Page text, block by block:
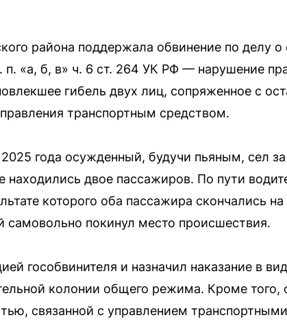
района поддержала обвинение по делу
п. «а, б, в» ч. 6 ст. 264 УК РФ — нарушение
гибель двух лиц, сопряженное с
транспортным средством.
года осужденный, будучи пьяным, сел
находились двое пассажиров. По пути
которого оба пассажира скончались
самовольно покинул место происшествия.
гособвинителя и назначил наказание в
колонии общего режима. Кроме
связанной с управлением